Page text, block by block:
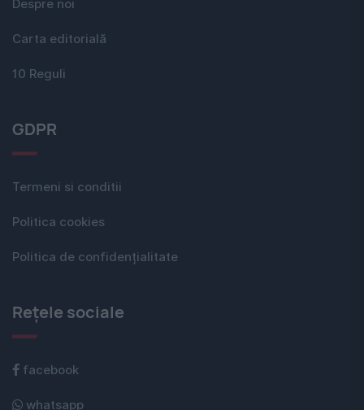
Despre noi
Carta editorială
10 Reguli
GDPR
Termeni si conditii
Politica cookies
Politica de confidențialitate
Rețele sociale
facebook
whatsapp